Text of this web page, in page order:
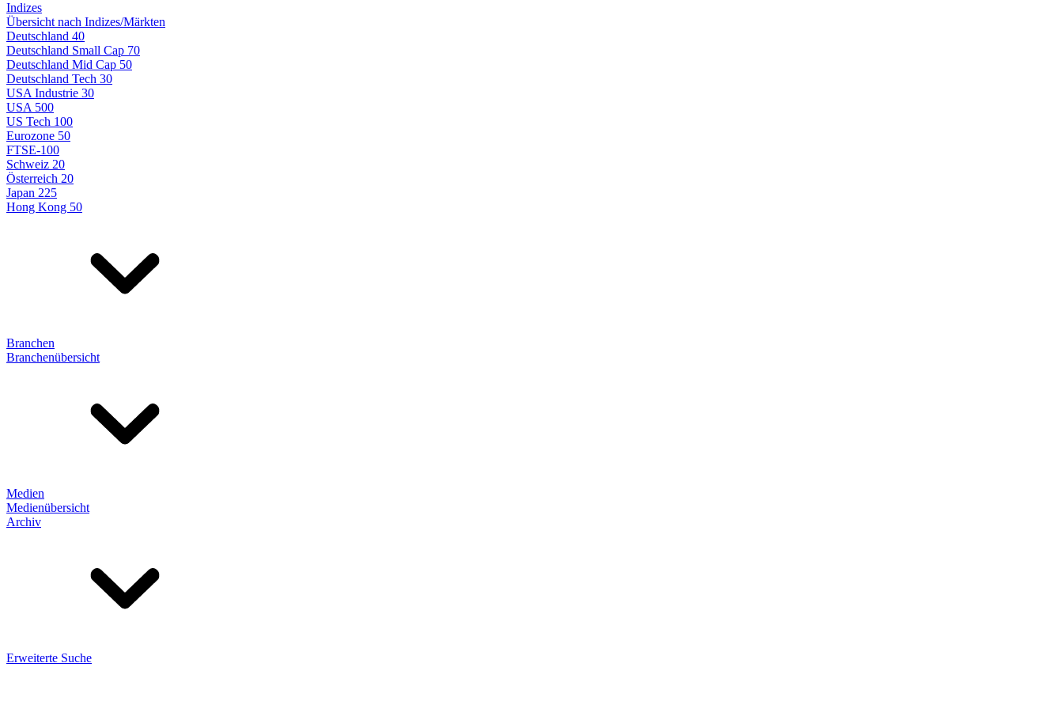
Indizes
Übersicht nach Indizes/Märkten
Deutschland 40
Deutschland Small Cap 70
Deutschland Mid Cap 50
Deutschland Tech 30
USA Industrie 30
USA 500
US Tech 100
Eurozone 50
FTSE-100
Schweiz 20
Österreich 20
Japan 225
Hong Kong 50
Branchen
Branchenübersicht
Medien
Medienübersicht
Archiv
Erweiterte Suche